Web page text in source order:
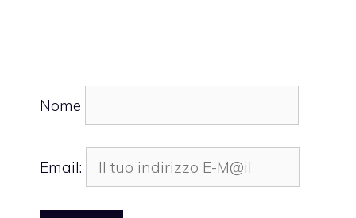
Nome
Email: